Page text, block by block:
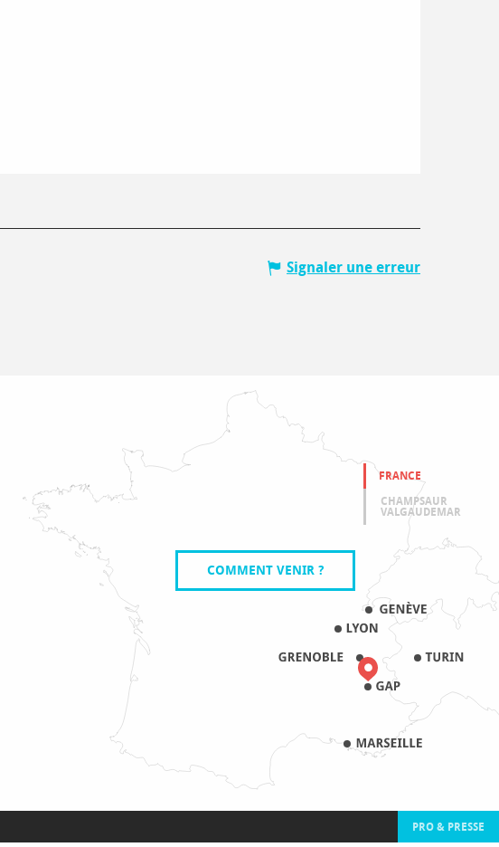
Signaler une erreur
FRANCE
CHAMPSAUR
VALGAUDEMAR
COMMENT VENIR ?
PRO & PRESSE